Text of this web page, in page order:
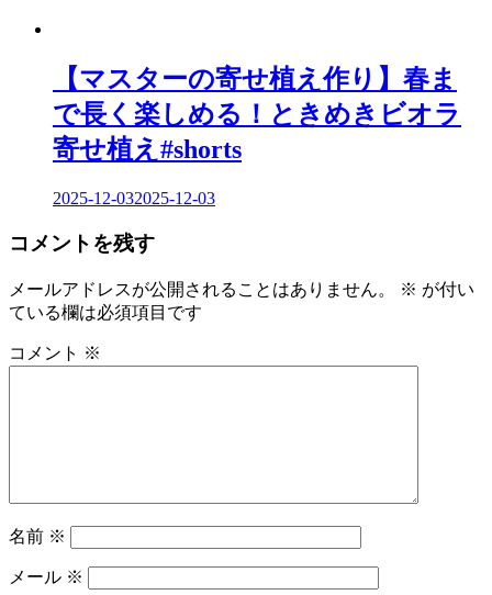
【マスターの寄せ植え作り】春ま
で長く楽しめる！ときめきビオラ
寄せ植え#shorts
2025-12-032025-12-03
コメントを残す
メールアドレスが公開されることはありません。 ※ が付い
ている欄は必須項目です
コメント ※
名前 ※
メール ※